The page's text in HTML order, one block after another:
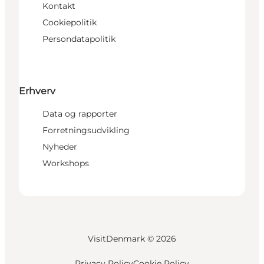
Kontakt
Cookiepolitik
Persondatapolitik
Erhverv
Data og rapporter
Forretningsudvikling
Nyheder
Workshops
VisitDenmark © 2026